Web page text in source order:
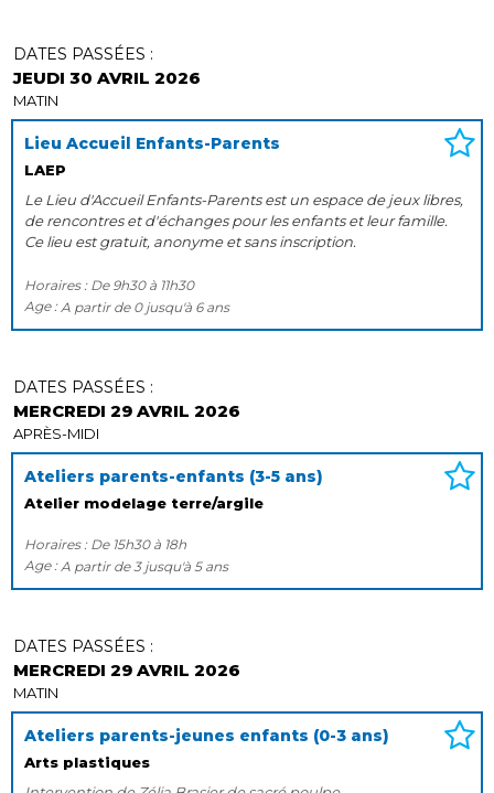
Lieu Accueil Enfants-Parents
LAEP
DATES PASSÉES :
JEUDI 30 AVRIL 2026
MATIN
Le Lieu d'Accueil Enfants-Parents est un espace de jeux libres,
de rencontres et d'échanges pour les enfants et leur famille.
Ce lieu est gratuit, anonyme et sans inscription.
Horaires : De 9h30 à 11h30
Age : A partir de 0 jusqu'à 6 ans
Ateliers parents-enfants (3-5 ans)
Atelier modelage terre/argile
DATES PASSÉES :
MERCREDI 29 AVRIL 2026
APRÈS-MIDI
Horaires : De 15h30 à 18h
Age : A partir de 3 jusqu'à 5 ans
Ateliers parents-jeunes enfants (0-3 ans)
Arts plastiques
DATES PASSÉES :
MERCREDI 29 AVRIL 2026
MATIN